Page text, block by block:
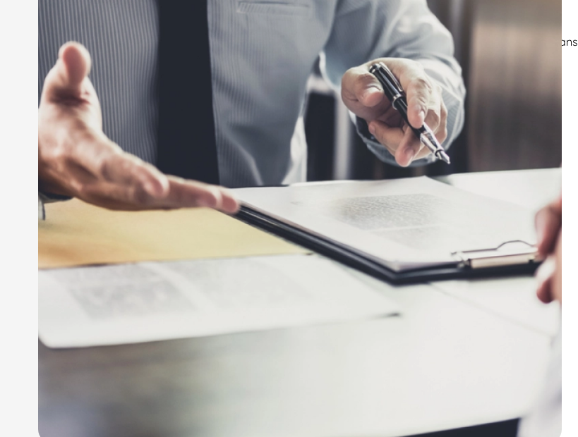
possède une expertise reconnue en droit de la vigne et du vin.
Forts de notre expertise en droit du vin, nous sommes en mesure de vous assister efficacement dans
la résolution de vos litiges liés à votre activité vinicole.
Faites valoir vos droits